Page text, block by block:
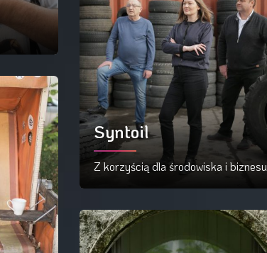
Syntoil
Z korzyścią dla środowiska i biznesu
Czytaj więcej